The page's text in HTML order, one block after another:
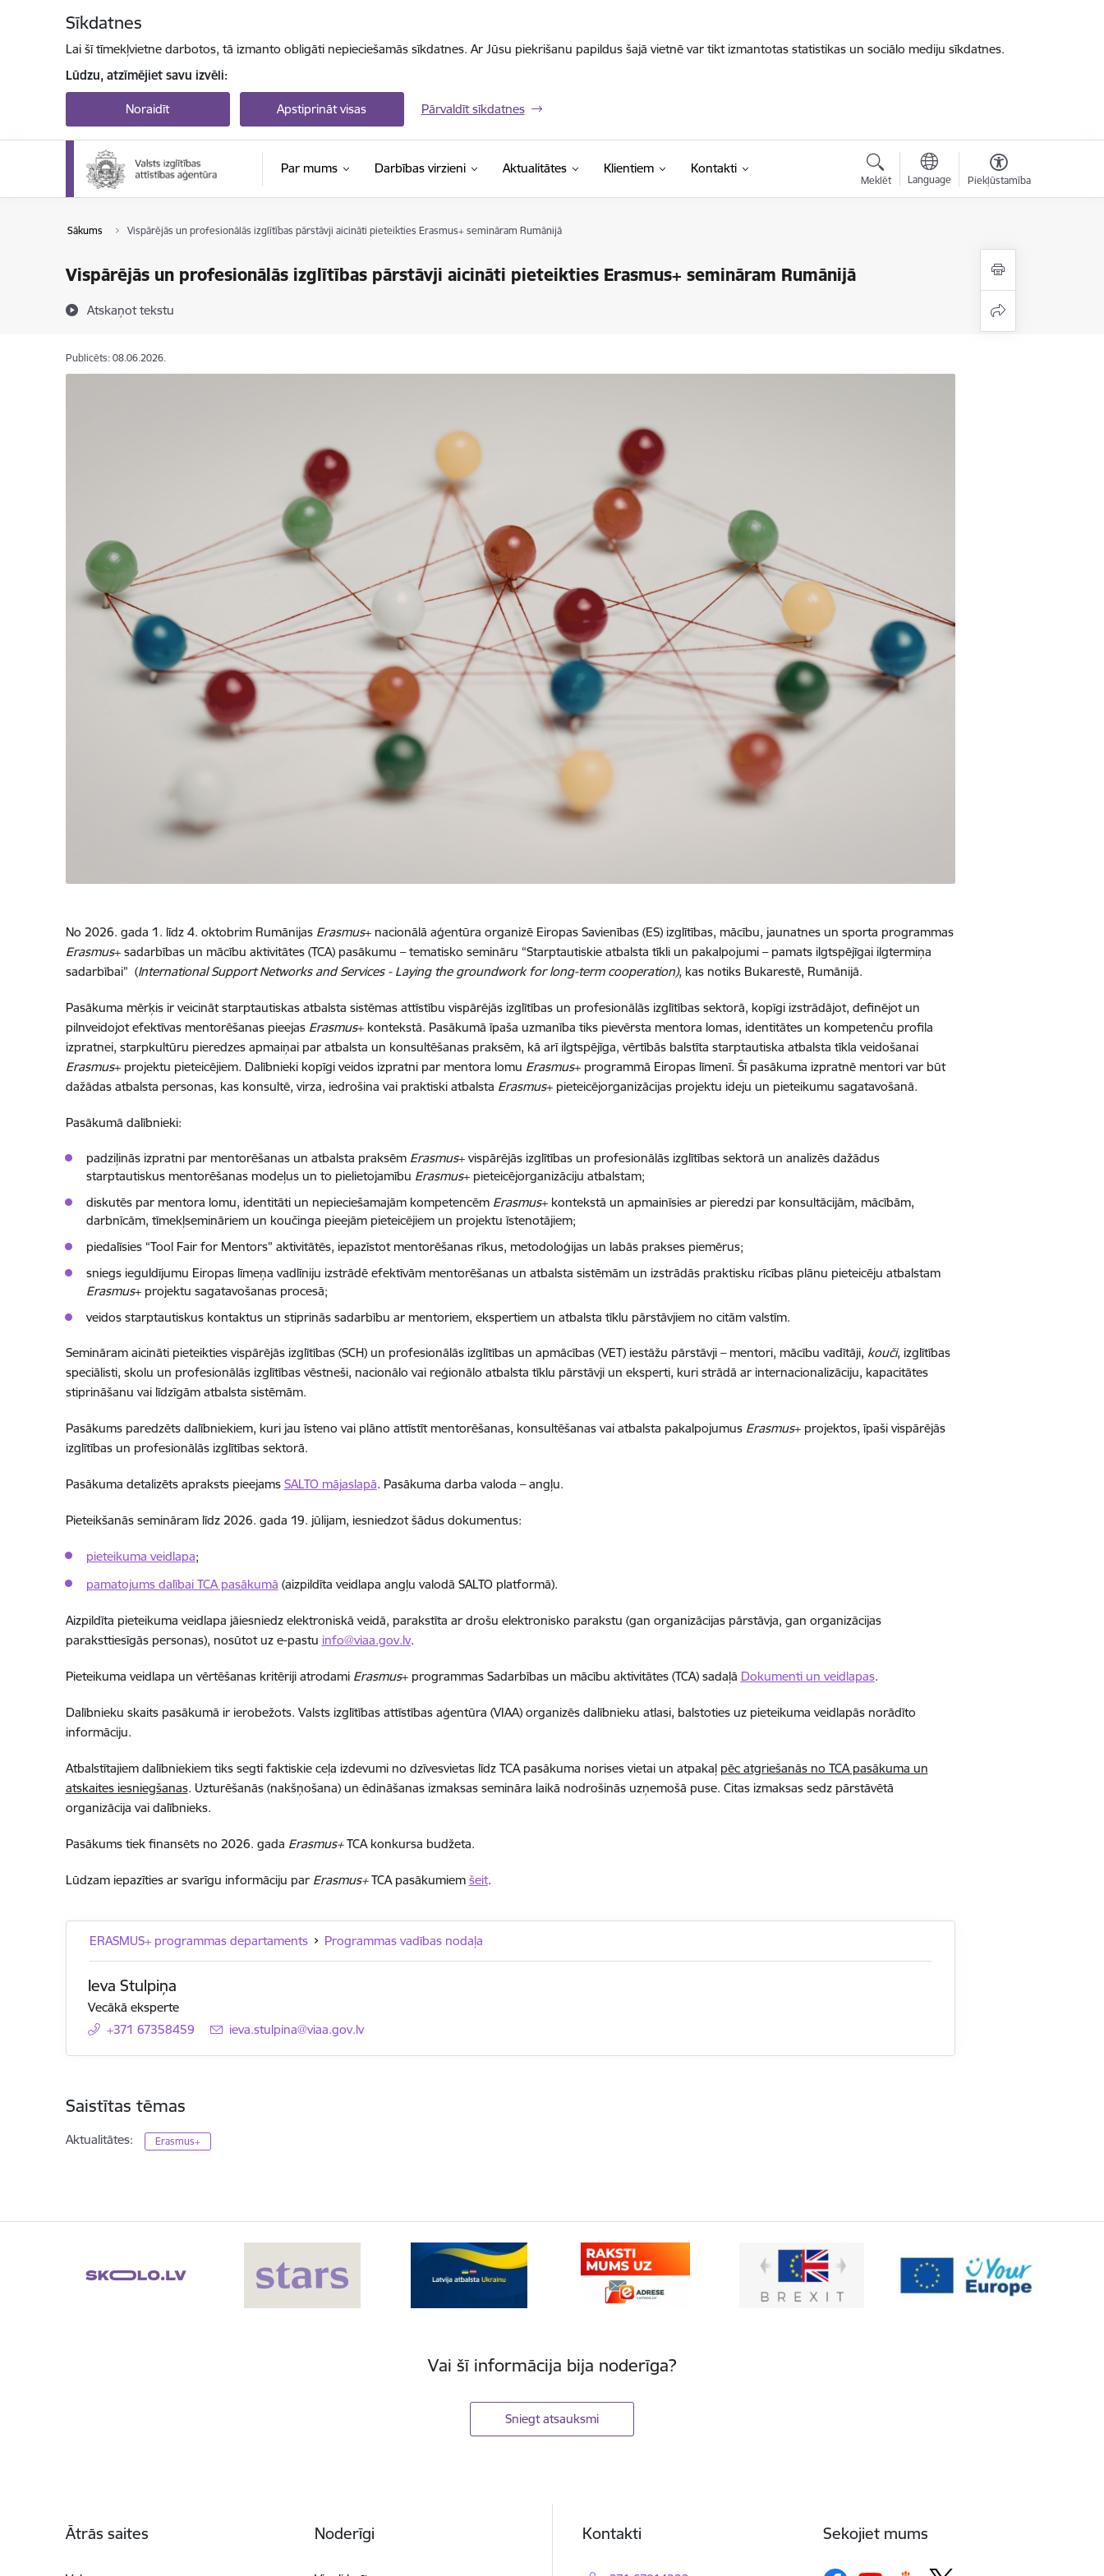
Sīkdatnes
Lai šī tīmekļvietne darbotos, tā izmanto obligāti nepieciešamās sīkdatnes. Ar Jūsu piekrišanu papildus šajā vietnē var tikt izmantotas statistikas un sociālo mediju sīkdatnes.
Lūdzu, atzīmējiet savu izvēli:
Noraidīt Apstiprināt visas Pārvaldīt sīkdatnes
Par mums Darbības virzieni Aktualitātes Klientiem Kontakti
Meklēt Language Piekļūstamība
Sākums Vispārējās un profesionālās izglītības pārstāvji aicināti pieteikties Erasmus+ semināram Rumānijā
Vispārējās un profesionālās izglītības pārstāvji aicināti pieteikties Erasmus+ semināram Rumānijā
Atskaņot tekstu
Publicēts: 08.06.2026.
No 2026. gada 1. līdz 4. oktobrim Rumānijas Erasmus+ nacionālā aģentūra organizē Eiropas Savienības (ES) izglītības, mācību, jaunatnes un sporta programmas
Erasmus+ sadarbības un mācību aktivitātes (TCA) pasākumu – tematisko semināru “Starptautiskie atbalsta tīkli un pakalpojumi – pamats ilgtspējīgai ilgtermiņa
sadarbībai” (International Support Networks and Services - Laying the groundwork for long-term cooperation), kas notiks Bukarestē, Rumānijā.
Pasākuma mērķis ir veicināt starptautiskas atbalsta sistēmas attīstību vispārējās izglītības un profesionālās izglītības sektorā, kopīgi izstrādājot, definējot un
pilnveidojot efektīvas mentorēšanas pieejas Erasmus+ kontekstā. Pasākumā īpaša uzmanība tiks pievērsta mentora lomas, identitātes un kompetenču profila
izpratnei, starpkultūru pieredzes apmaiņai par atbalsta un konsultēšanas praksēm, kā arī ilgtspējīga, vērtībās balstīta starptautiska atbalsta tīkla veidošanai
Erasmus+ projektu pieteicējiem. Dalībnieki kopīgi veidos izpratni par mentora lomu Erasmus+ programmā Eiropas līmenī. Šī pasākuma izpratnē mentori var būt
dažādas atbalsta personas, kas konsultē, virza, iedrošina vai praktiski atbalsta Erasmus+ pieteicējorganizācijas projektu ideju un pieteikumu sagatavošanā.
Pasākumā dalībnieki:
padziļinās izpratni par mentorēšanas un atbalsta praksēm Erasmus+ vispārējās izglītības un profesionālās izglītības sektorā un analizēs dažādus
starptautiskus mentorēšanas modeļus un to pielietojamību Erasmus+ pieteicējorganizāciju atbalstam;
diskutēs par mentora lomu, identitāti un nepieciešamajām kompetencēm Erasmus+ kontekstā un apmainīsies ar pieredzi par konsultācijām, mācībām,
darbnīcām, tīmekļsemināriem un koučinga pieejām pieteicējiem un projektu īstenotājiem;
piedalīsies “Tool Fair for Mentors” aktivitātēs, iepazīstot mentorēšanas rīkus, metodoloģijas un labās prakses piemērus;
sniegs ieguldījumu Eiropas līmeņa vadlīniju izstrādē efektīvām mentorēšanas un atbalsta sistēmām un izstrādās praktisku rīcības plānu pieteicēju atbalstam
Erasmus+ projektu sagatavošanas procesā;
veidos starptautiskus kontaktus un stiprinās sadarbību ar mentoriem, ekspertiem un atbalsta tīklu pārstāvjiem no citām valstīm.
Semināram aicināti pieteikties vispārējās izglītības (SCH) un profesionālās izglītības un apmācības (VET) iestāžu pārstāvji – mentori, mācību vadītāji, kouči, izglītības
speciālisti, skolu un profesionālās izglītības vēstneši, nacionālo vai reģionālo atbalsta tīklu pārstāvji un eksperti, kuri strādā ar internacionalizāciju, kapacitātes
stiprināšanu vai līdzīgām atbalsta sistēmām.
Pasākums paredzēts dalībniekiem, kuri jau īsteno vai plāno attīstīt mentorēšanas, konsultēšanas vai atbalsta pakalpojumus Erasmus+ projektos, īpaši vispārējās
izglītības un profesionālās izglītības sektorā.
Pasākuma detalizēts apraksts pieejams SALTO mājaslapā. Pasākuma darba valoda – angļu.
Pieteikšanās semināram līdz 2026. gada 19. jūlijam, iesniedzot šādus dokumentus:
pieteikuma veidlapa;
pamatojums dalībai TCA pasākumā (aizpildīta veidlapa angļu valodā SALTO platformā).
Aizpildīta pieteikuma veidlapa jāiesniedz elektroniskā veidā, parakstīta ar drošu elektronisko parakstu (gan organizācijas pārstāvja, gan organizācijas
paraksttiesīgās personas), nosūtot uz e-pastu info@viaa.gov.lv.
Pieteikuma veidlapa un vērtēšanas kritēriji atrodami Erasmus+ programmas Sadarbības un mācību aktivitātes (TCA) sadaļā Dokumenti un veidlapas.
Dalībnieku skaits pasākumā ir ierobežots. Valsts izglītības attīstības aģentūra (VIAA) organizēs dalībnieku atlasi, balstoties uz pieteikuma veidlapās norādīto
informāciju.
Atbalstītajiem dalībniekiem tiks segti faktiskie ceļa izdevumi no dzīvesvietas līdz TCA pasākuma norises vietai un atpakaļ pēc atgriešanās no TCA pasākuma un
atskaites iesniegšanas. Uzturēšanās (nakšņošana) un ēdināšanas izmaksas semināra laikā nodrošinās uzņemošā puse. Citas izmaksas sedz pārstāvētā
organizācija vai dalībnieks.
Pasākums tiek finansēts no 2026. gada Erasmus+TCA konkursa budžeta.
Lūdzam iepazīties ar svarīgu informāciju par Erasmus+TCA pasākumiem šeit.
ERASMUS+ programmas departaments Programmas vadības nodaļa
Ieva Stulpiņa
Vecākā eksperte
+371 67358459
E-pasts:
ieva.stulpina@viaa.gov.lv
Saistītas tēmas
Aktualitātes: Erasmus+
Vai šī informācija bija noderīga?
Sniegt atsauksmi
Ātrās saites Noderīgi Kontakti Sekojiet mums